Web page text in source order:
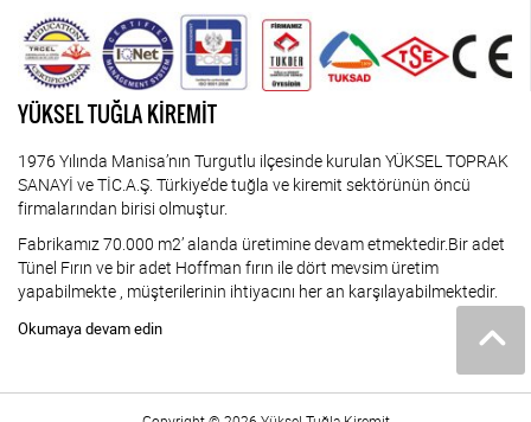
YÜKSEL TUĞLA KİREMİT
1976 Yılında Manisa’nın Turgutlu ilçesinde kurulan YÜKSEL TOPRAK
SANAYİ ve TİC.A.Ş. Türkiye’de tuğla ve kiremit sektörünün öncü
firmalarından birisi olmuştur.
Fabrikamız 70.000 m2’ alanda üretimine devam etmektedir.Bir adet
Tünel Fırın ve bir adet Hoffman fırın ile dört mevsim üretim
yapabilmekte , müşterilerinin ihtiyacını her an karşılayabilmektedir.
Okumaya devam edin